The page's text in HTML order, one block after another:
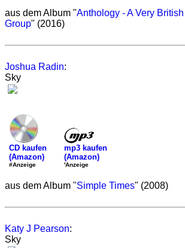
aus dem Album "Anthology - A Very
Group" (2016)
Joshua Radin:
Sky
CD kaufen
(Amazon)
#Anzeige
mp3 kaufen
(Amazon)
'Anzeige
aus dem Album "Simple Times" (2008)
Katy J Pearson:
Sky